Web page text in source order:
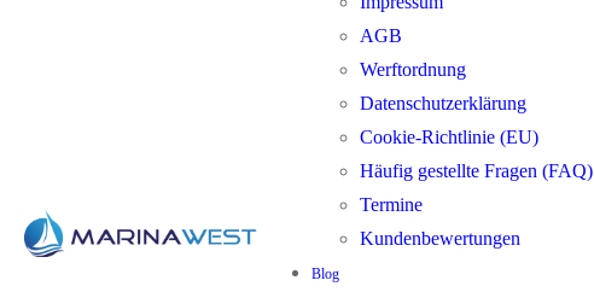
AGB
Werftordnung
Datenschutzerklärung
Cookie-Richtlinie (EU)
Häufig gestellte Fragen (FAQ)
Termine
Kundenbewertungen
Blog